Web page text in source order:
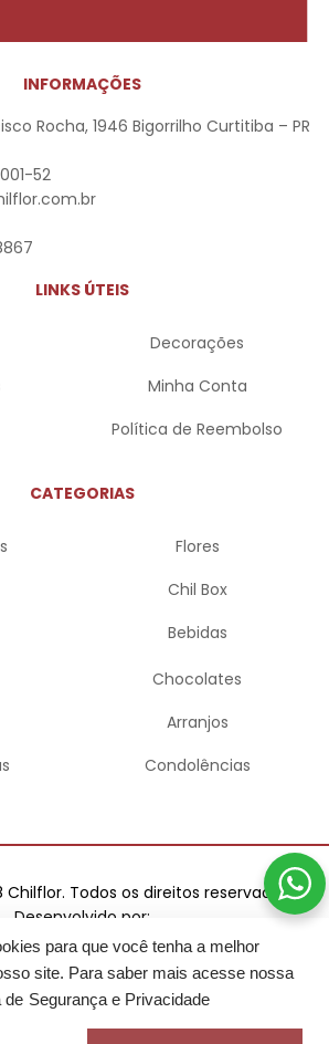
para que você tenha a melhor
site. Para saber mais acesse nossa
de Segurança e Privacidade
INFORMAÇÕES
Rocha, 1946 Bigorrilho Curtitiba – PR
52
LINKS ÚTEIS
Decorações
Minha Conta
Política de Reembolso
CATEGORIAS
Flores
Chil Box
Bebidas
Chocolates
Arranjos
Condolências
Todos os direitos reservados.
Desenvolvido por: